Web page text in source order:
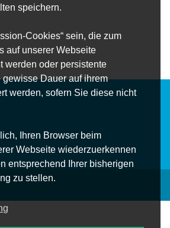
speichern.
Cookies“ sein, die zum
auf unserer Webseite
werden oder persistente
Dauer auf ihrem
werden, sofern Sie diese nicht
Ihren Browser beim
Webseite wiederzuerkennen
entsprechend Ihrer bisherigen
zu stellen.